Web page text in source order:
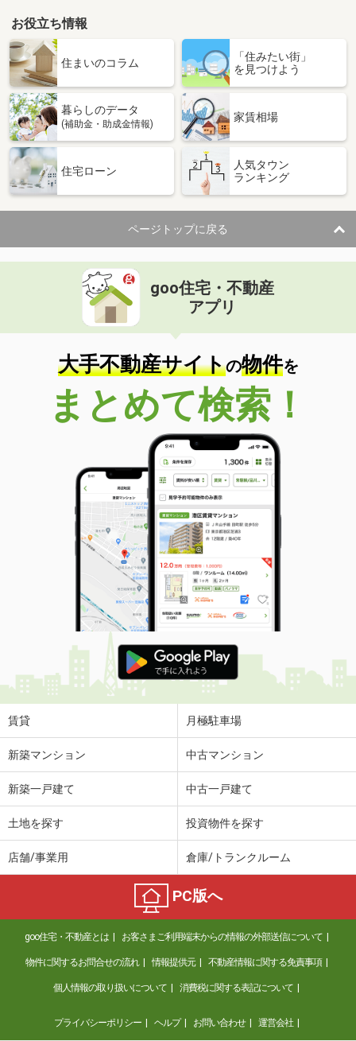
お役立ち情報
住まいのコラム
「住みたい街」
を見つけよう
暮らしのデータ
(補助金・助成金情報)
家賃相場
住宅ローン
人気タウン
ランキング
ページトップに戻る
goo住宅・不動産
アプリ
大手不動産サイトの物件を
まとめて検索！
賃貸 月極駐車場
新築マンション 中古マンション
新築一戸建て 中古一戸建て
土地を探す 投資物件を探す
店舗/事業用 倉庫/トランクルーム
PC版へ
goo住宅・不動産とは お客さまご利用端末からの情報の外部送信について
物件に関するお問合せの流れ 情報提供元 不動産情報に関する免責事項
個人情報の取り扱いについて 消費税に関する表記について
プライバシーポリシー ヘルプ お問い合わせ 運営会社